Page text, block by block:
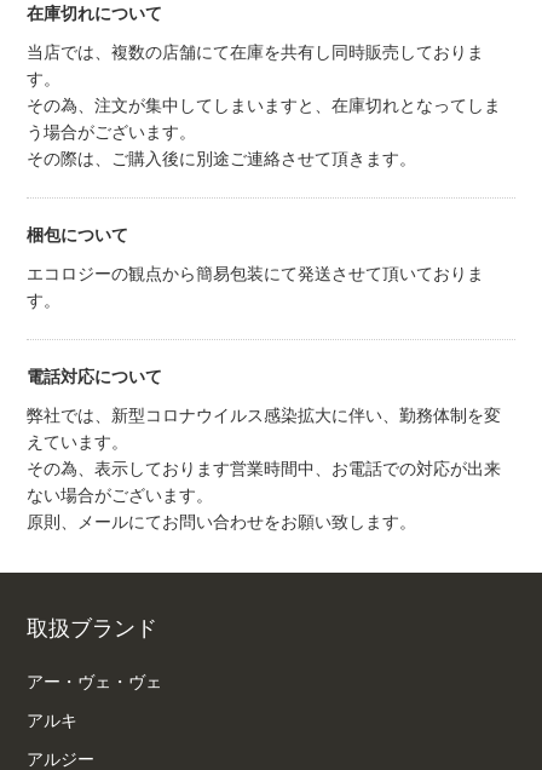
在庫切れについて
当店では、複数の店舗にて在庫を共有し同時販売しておりま
す。
その為、注文が集中してしまいますと、在庫切れとなってしま
う場合がございます。
その際は、ご購入後に別途ご連絡させて頂きます。
梱包について
エコロジーの観点から簡易包装にて発送させて頂いておりま
す。
電話対応について
弊社では、新型コロナウイルス感染拡大に伴い、勤務体制を変
えています。
その為、表示しております営業時間中、お電話での対応が出来
ない場合がございます。
原則、メールにてお問い合わせをお願い致します。
取扱ブランド
アー・ヴェ・ヴェ
アルキ
アルジー